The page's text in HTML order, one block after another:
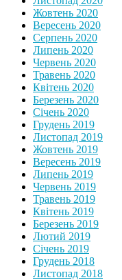
Жовтень 2020
Вересень 2020
Серпень 2020
Липень 2020
Червень 2020
Травень 2020
Квітень 2020
Березень 2020
Січень 2020
Грудень 2019
Листопад 2019
Жовтень 2019
Вересень 2019
Липень 2019
Червень 2019
Травень 2019
Квітень 2019
Березень 2019
Лютий 2019
Січень 2019
Грудень 2018
Листопад 2018